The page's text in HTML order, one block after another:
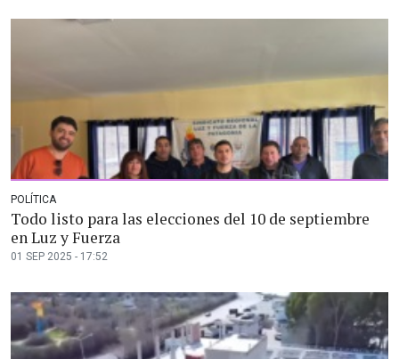
POLÍTICA
Todo listo para las elecciones del 10 de septiembre
en Luz y Fuerza
01 SEP 2025 - 17:52